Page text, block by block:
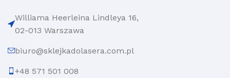
Williama Heerleina Lindleya 16,
02-013 Warszawa
biuro@sklejkadolasera.com.pl
+48 571 501 008